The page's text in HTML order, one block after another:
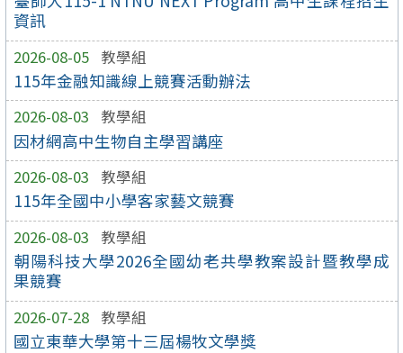
資訊
2026-08-05 教學組
115年金融知識線上競賽活動辦法
2026-08-03 教學組
因材網高中生物自主學習講座
2026-08-03 教學組
115年全國中小學客家藝文競賽
2026-08-03 教學組
朝陽科技大學2026全國幼老共學教案設計暨教學成
果競賽
2026-07-28 教學組
國立東華大學第十三屆楊牧文學獎